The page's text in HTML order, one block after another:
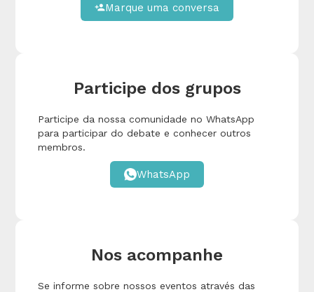
person_addMarque uma conversa
Participe dos grupos
Participe da nossa comunidade no WhatsApp
para participar do debate e conhecer outros
membros.
WhatsApp
Nos acompanhe
Se informe sobre nossos eventos através das